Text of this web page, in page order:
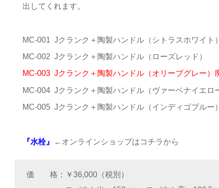
出してくれます。
MC-001 Jクランク＋陶製ハンドル（シトラスホワイト
MC-002 Jクランク＋陶製ハンドル（ローズレッド）
MC-003 Jクランク＋陶製ハンドル（オリーブグレー）
MC-004 Jクランク＋陶製ハンドル（ヴァーベナイエロ
MC-005 Jクランク＋陶製ハンドル（インディゴブルー
『水栓』 ←オンラインショップはコチラから
価 格 ￥36,000（税別）